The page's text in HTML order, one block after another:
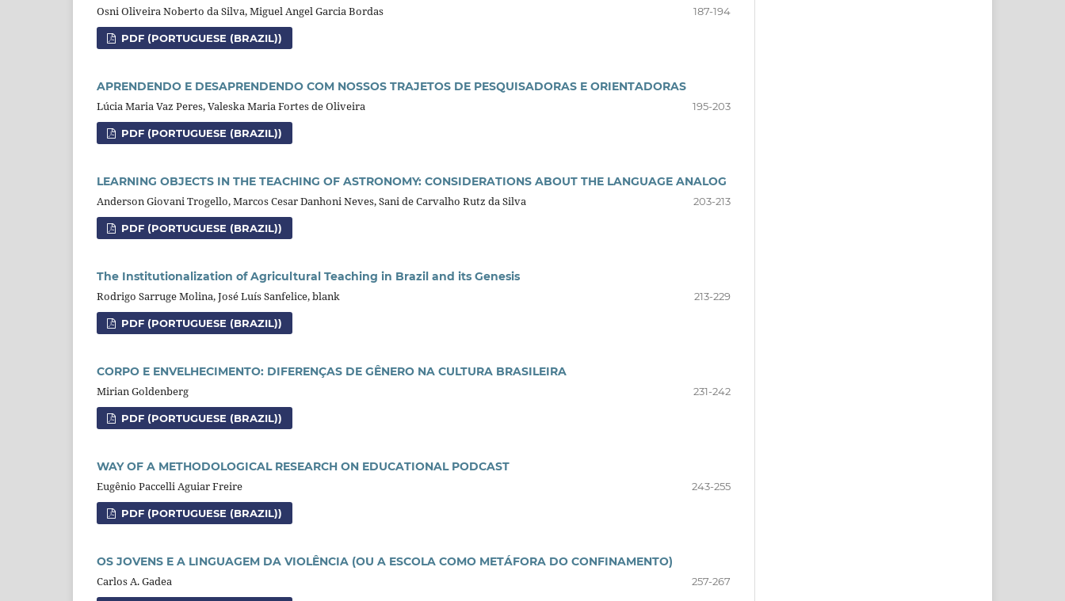
Osni Oliveira Noberto da Silva, Miguel Angel Garcia Bordas
187-194
PDF (PORTUGUESE (BRAZIL))
APRENDENDO E DESAPRENDENDO COM NOSSOS TRAJETOS DE PESQUISADORAS E ORIENTADORAS
Lúcia Maria Vaz Peres, Valeska Maria Fortes de Oliveira
195-203
PDF (PORTUGUESE (BRAZIL))
LEARNING OBJECTS IN THE TEACHING OF ASTRONOMY: CONSIDERATIONS ABOUT THE LANGUAGE ANALOG
Anderson Giovani Trogello, Marcos Cesar Danhoni Neves, Sani de Carvalho Rutz da Silva
203-213
PDF (PORTUGUESE (BRAZIL))
The Institutionalization of Agricultural Teaching in Brazil and its Genesis
Rodrigo Sarruge Molina, José Luís Sanfelice, blank
213-229
PDF (PORTUGUESE (BRAZIL))
CORPO E ENVELHECIMENTO: DIFERENÇAS DE GÊNERO NA CULTURA BRASILEIRA
Mirian Goldenberg
231-242
PDF (PORTUGUESE (BRAZIL))
WAY OF A METHODOLOGICAL RESEARCH ON EDUCATIONAL PODCAST
Eugênio Paccelli Aguiar Freire
243-255
PDF (PORTUGUESE (BRAZIL))
OS JOVENS E A LINGUAGEM DA VIOLÊNCIA (OU A ESCOLA COMO METÁFORA DO CONFINAMENTO)
Carlos A. Gadea
257-267